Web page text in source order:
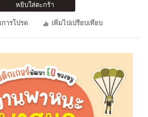
หยิบใส่ตะกร้า
ารโปรด
เพิ่มไปเปรียบเทียบ